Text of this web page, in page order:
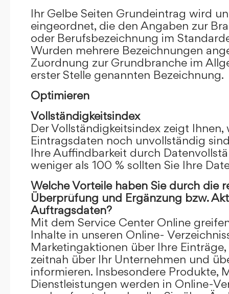
Ihr Gelbe Seiten Grundeintrag wird
eingeordnet, die den Angaben zur
oder Berufsbezeichnung im
Wurden mehrere Bezeichnungen
Zuordnung zur Grundbranche im
erster Stelle genannten Bezeichnung.
Optimieren
Vollständigkeitsindex
Der Vollständigkeitsindex zeigt
Eintragsdaten noch unvollständig
Ihre Auffindbarkeit durch
weniger als 100 % sollten Sie Ihre
Welche Vorteile haben Sie durch die
Überprüfung und Ergänzung bzw.
Auftragsdaten?
Mit dem Service Center Online
Inhalte in unseren Online-
Marketingaktionen über Ihre
zeitnah über Ihr Unternehmen und
informieren. Insbesondere Produkte,
Dienstleistungen werden in Online-